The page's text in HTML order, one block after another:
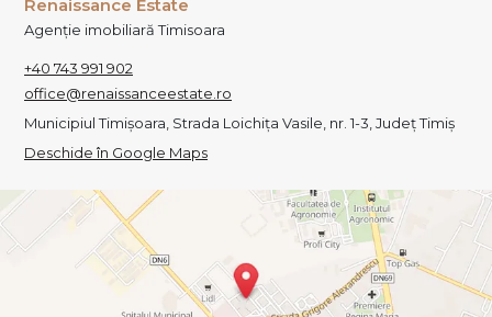
Renaissance Estate
Agenție imobiliară Timisoara
+40 743 991 902
office@renaissanceestate.ro
Municipiul Timișoara, Strada Loichița Vasile, nr. 1-3, Județ Timiș
Deschide în Google Maps